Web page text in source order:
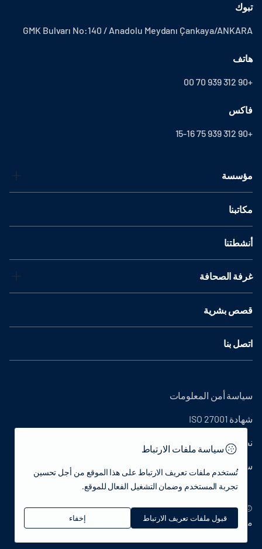
تبوك
GMK Bulvarı No:140 / Anadolu Meydanı Çankaya/ANKARA
هاتف
+90 312 939 70 00
فاكس
+90 312 939 75 15-16
مؤسسة
مكاتبنا
أنشطتنا
غرفة الصحافة
قصص بشرية
اتصل بنا
© 2022 جمهورية تركيا وزارة الثقافة والسياحة - جميع الحقوق
محفوظة.
سياسة أمن المعلومات
شهادة ISO 27001
نص التوضيح
سياسة الخصوصية
سياسة ملفات الارتباط
تُستخدم ملفات تعريف الارتباط على هذا الموقع من أجل تحسين
تجربة المستخدم وضمان التشغيل الفعال للموقع.
قبول ملفات تعريف الارتباط إخفاء